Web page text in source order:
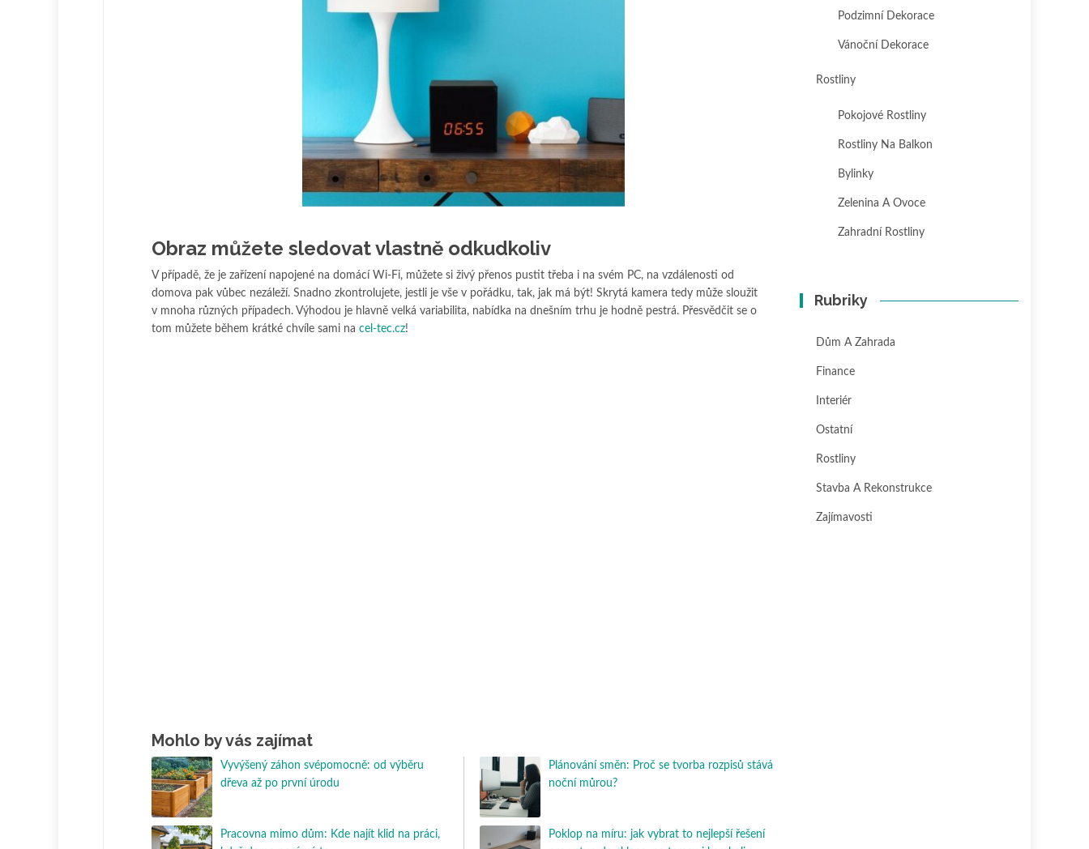
Obraz můžete sledovat vlastně odkudkoliv
V případě, že je zařízení napojené na domácí Wi-Fi, můžete si živý přenos pustit třeba i na svém PC, na vzdálenosti od
domova pak vůbec nezáleží. Snadno zkontrolujete, jestli je vše v pořádku, tak, jak má být! Skrytá kamera tedy může sloužit
v mnoha různých případech. Výhodou je hlavně velká variabilita, nabídka na dnešním trhu je hodně pestrá. Přesvědčit se o
tom můžete během krátké chvíle sami na cel-tec.cz!
Mohlo by vás zajímat
Vyvýšený záhon svépomocně: od výběru
dřeva až po první úrodu
Pracovna mimo dům: Kde najít klid na práci,
Plánování směn: Proč se tvorba rozpisů stává
noční můrou?
Poklop na míru: jak vybrat to nejlepší řešení
Podzimní Dekorace
Vánoční Dekorace
Rostliny
Pokojové Rostliny
Rostliny Na Balkon
Bylinky
Zelenina A Ovoce
Zahradní Rostliny
Rubriky
Dům A Zahrada
Finance
Interiér
Ostatní
Rostliny
Stavba A Rekonstrukce
Zajímavosti